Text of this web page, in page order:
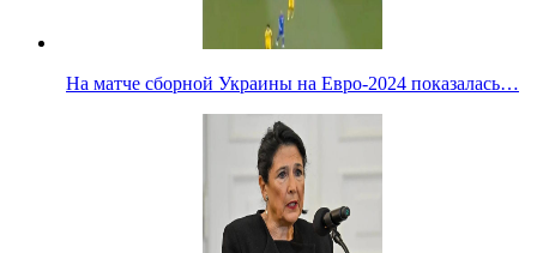
На матче сборной Украины на Евро-2024 показалась…